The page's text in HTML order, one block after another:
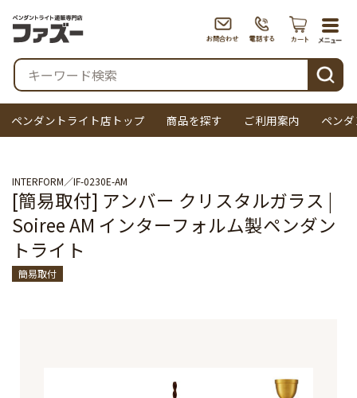
検索
ペンダントライト店トップ 商品を探す ご利用案内 ペン
INTERFORM IF-0230E-AM
[簡易取付] アンバー クリスタルガラス |
Soiree AM インターフォルム製ペンダン
トライト
簡易取付